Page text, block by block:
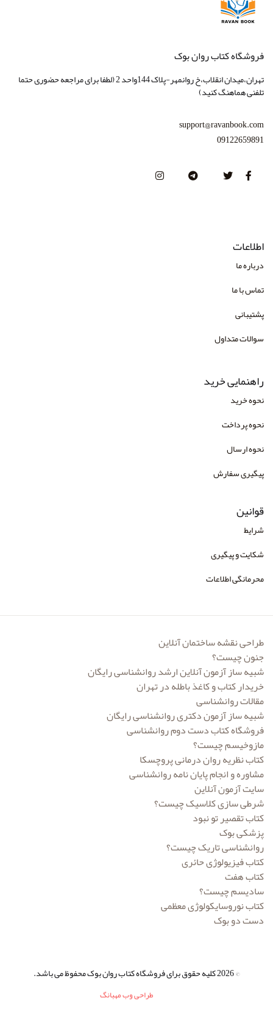
فروشگاه کتاب روان بوک
تهران،میدان انقلاب،خ روانمهر-پلاک 144واحد 2 (لطفا برای مراجعه حضوری حتما
تلفنی هماهنگ کنید)
support@ravanbook.com
09122659891
اطلاعات
درباره ما
تماس با ما
پشتیبانی
سوالات متداول
راهنمایی خرید
نحوه خرید
نحوه پرداخت
نحوه ارسال
پیگیری سفارش
قوانین
شرایط
شکایت و پیگیری
محرمانگی اطلاعات
طراحی نقشه ساختمان آنلاین
جنون چیست؟
شبیه ساز آزمون آنلاین ارشد روانشناسی رایگان
خریدار کتاب و کاغذ باطله در تهران
مقالات روانشناسی
شبیه ساز آزمون دکتری روانشناسی رایگان
فروشگاه کتاب دست دوم روانشناسی
مازوخیسم چیست؟
کتاب نظریه روان درمانی پروچسکا
مشاوره و انجام پایان نامه روانشناسی
سایت آزمون آنلاین
شرطی سازی کلاسیک چیست؟
کتاب تقصیر تو نبود
پزشکی بوک
روانشناسی تاریک چیست؟
کتاب فیزیولوژی حائری
کتاب هفت
سادیسم چیست؟
کتاب نوروسایکولوژی معظمی
دست دو بوک
© 2026 کلیه حقوق برای فروشگاه کتاب روان بوک محفوظ می باشد.
طراحی وب مهبانگ